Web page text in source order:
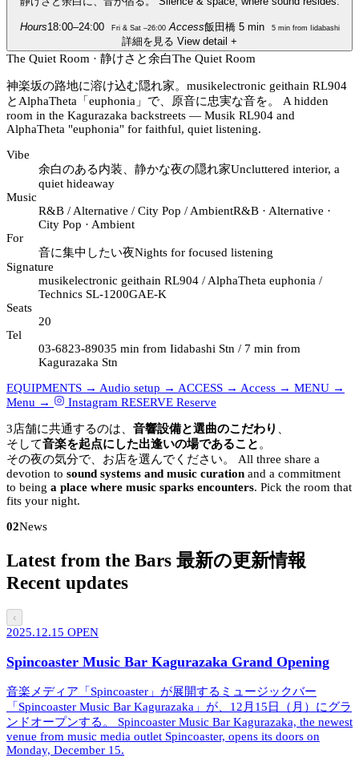
Hours18:00–24:00Fri & Sat –26:00 Access飯田橋 5 min5 min from Iidabashi
詳細を見る View detail +
The Quiet Room · 静けさと余白The Quiet Room
神楽坂の路地に溶け込む隠れ家。musikelectronic geithain RL904
とAlphaTheta「euphonia」で、原音に忠実な音を。
A hidden
room in the Kagurazaka backstreets — Musik RL904 and
AlphaTheta "euphonia" for faithful, quiet listening.
Vibe
余白のある内装、静かな夜の隠れ家Uncluttered interior, a
quiet hideaway
Music
R&B / Alternative / City Pop / AmbientR&B · Alternative ·
City Pop · Ambient
For
音に集中したい夜Nights for focused listening
Signature
musikelectronic geithain RL904 / AlphaTheta euphonia /
Technics SL-1200GAE-K
Seats
20
Tel
03-6823-89035 min from Iidabashi Stn / 7 min from
Kagurazaka Stn
EQUIPMENTS → Audio setup → ACCESS → Access → MENU →
Menu →
Instagram RESERVE Reserve
3店舗に共通するのは、 音響設備と選曲のこだわり
そして音楽を起点にした出逢いの場であること 。
その夜の気分で、お店を選んでください。
All three share a
devotion to sound systems and music curation and a commitment
to being a place where music sparks encounters. Pick the room that
fits your night.
02News
Latest from the Bars 最新の更新情報
Recent updates
‹
2025.12.15 OPEN
Spincoaster Music Bar Kagurazaka Grand Opening
音楽メディア「Spincoaster」が展開するミュージックバー
「Spincoaster Music Bar Kagurazaka」が、12月15日（月）にグラ
ンドオープンする。
Spincoaster Music Bar Kagurazaka, the newest
venue from music media outlet Spincoaster, opens its doors on
Monday, December 15.